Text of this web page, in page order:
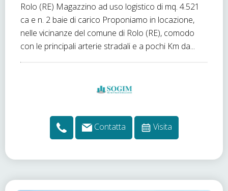
Rolo (RE) Magazzino ad uso logistico di mq. 4.521
ca e n. 2 baie di carico Proponiamo in locazione,
nelle vicinanze del comune di Rolo (RE), comodo
con le principali arterie stradali e a pochi Km da...
Contatta Visita